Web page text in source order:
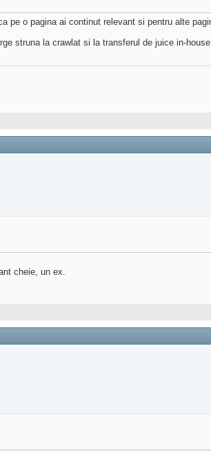
pe o pagina ai continut relevant si pentru alte
struna la crawlat si la transferul de juice in-
cheie, un ex.